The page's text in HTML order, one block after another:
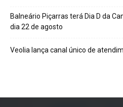
Balneário Piçarras terá Dia D da
dia 22 de agosto
Veolia lança canal único de